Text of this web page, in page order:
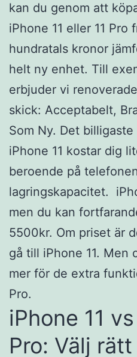
kan du genom att
iPhone 11 eller 11 Pro
hundratals kronor
helt ny enhet. Till
erbjuder vi
skick: Acceptabelt,
Som Ny. Det
iPhone 11 kostar dig
beroende på
lagringskapacitet.
men du kan
5500kr. Om priset är
gå till iPhone 11. Men
mer för de extra
Pro.
iPhone 11
Pro: Välj